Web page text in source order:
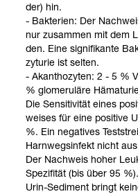
der) hin.
- Bak­te­rien: Der
nur zusam­men mit dem
den. Eine signi­fi­kante
zy­tu­rie ist sel­ten.
- Akan­tho­zy­ten: 2 - 5 %
% glome­ru­läre
Die Sen­si­ti­vi­tät eines
wei­ses für eine posi­tive
%. Ein nega­ti­ves
Harn­wegs­in­fekt nicht
Der Nach­weis hoher
Spe­zi­fi­tät (bis über 95
Urin-​Sedi­ment bringt